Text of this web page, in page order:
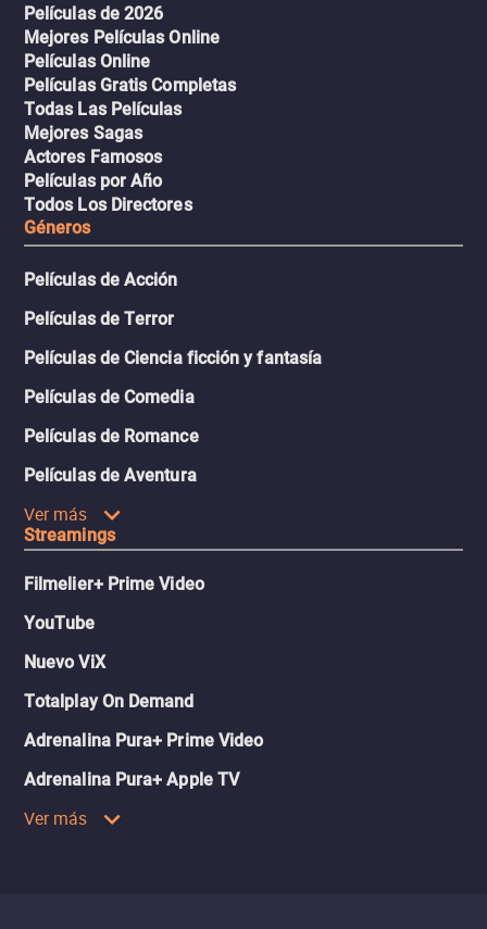
Películas de 2026
Mejores Películas Online
Películas Online
Películas Gratis Completas
Todas Las Películas
Mejores Sagas
Actores Famosos
Películas por Año
Todos Los Directores
Géneros
Películas de Acción
Películas de Terror
Películas de Ciencia ficción y fantasía
Películas de Comedia
Películas de Romance
Películas de Aventura
Ver más
Streamings
Filmelier+ Prime Video
YouTube
Nuevo ViX
Totalplay On Demand
Adrenalina Pura+ Prime Video
Adrenalina Pura+ Apple TV
Ver más